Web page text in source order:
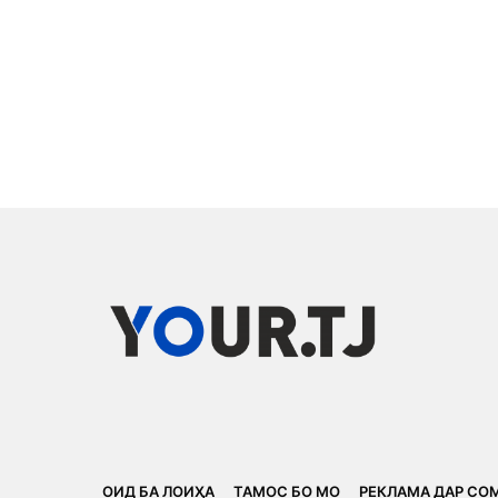
ОИД БА ЛОИҲА ТАМОС БО МО РЕКЛАМА ДАР